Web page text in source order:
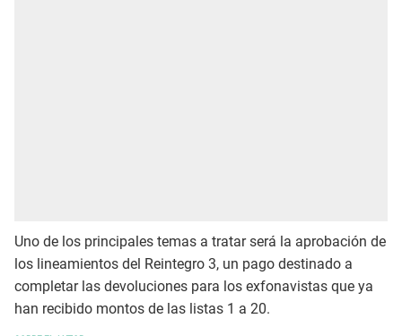
Uno de los principales temas a tratar será la aprobación de
los lineamientos del Reintegro 3, un pago destinado a
completar las devoluciones para los exfonavistas que ya
han recibido montos de las listas 1 a 20.